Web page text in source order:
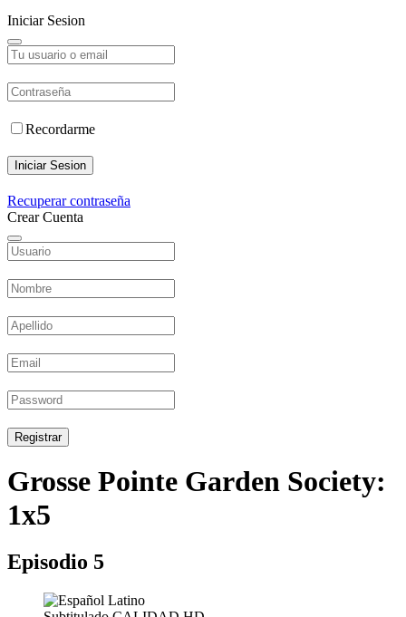
Iniciar Sesion
Recordarme
Iniciar Sesion
Recuperar contraseña
Crear Cuenta
Registrar
Grosse Pointe Garden Society:
1x5
Episodio 5